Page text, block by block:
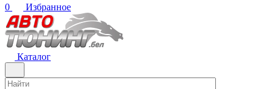
0
Избранное
Каталог